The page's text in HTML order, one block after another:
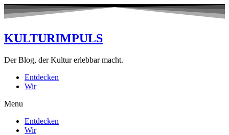
KULTURIMPULS
Der Blog, der Kultur erlebbar macht.
Entdecken
Wir
Menu
Entdecken
Wir